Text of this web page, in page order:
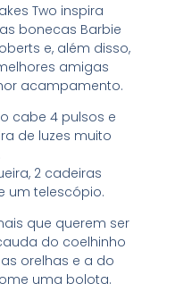
Two inspira
bonecas Barbie
e, além disso,
amigas
acampamento.
cabe 4 pulsos e
de luzes muito
2 cadeiras
um telescópio.
que querem ser
do coelhinho
orelhas e a do
uma bolota.